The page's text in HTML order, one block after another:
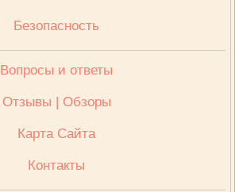
Безопасность
Вопросы и ответы
Отзывы | Обзоры
Карта Сайта
Контакты